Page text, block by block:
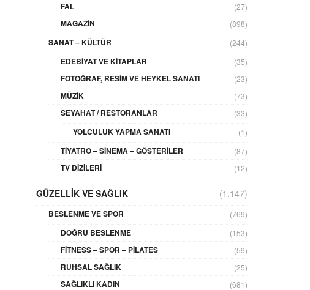
FAL (27)
MAGAZIN (898)
SANAT – KÜLTÜR (244)
EDEBIYAT VE KITAPLAR (35)
FOTOĞRAF, RESIM VE HEYKEL SANATI (23)
MÜZIK (73)
SEYAHAT / RESTORANLAR (33)
YOLCULUK YAPMA SANATI (1)
TIYATRO – SINEMA – GÖSTERILER (87)
TV DIZILERI (12)
GÜZELLIK VE SAĞLIK (1.147)
BESLENME VE SPOR (769)
DOĞRU BESLENME (153)
FITNESS – SPOR – PILATES (59)
RUHSAL SAĞLIK (25)
SAĞLIKLI KADIN (681)